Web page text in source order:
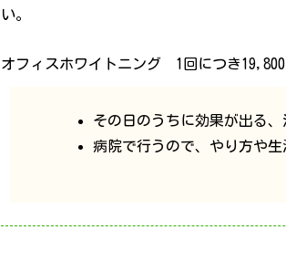
い。
オフィスホワイトニング 1回につき
その日のうちに効果が出る、
病院で行うので、やり方や生